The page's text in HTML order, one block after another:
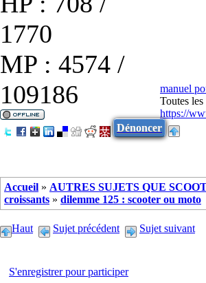
1770
MP : 4574 /
109186
manuel
Toutes
https://
Dénoncer
Accueil » AUTRES SUJETS QUE
croissants » dilemme 125 : scooter ou moto
Haut Sujet précédent Sujet suivant
S'enregistrer pour participer